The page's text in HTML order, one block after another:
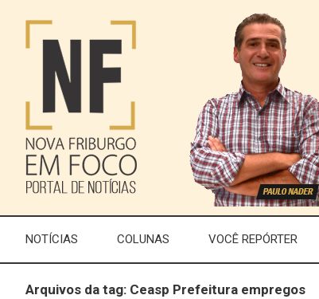
NOTÍCIAS COLUNAS VOCÊ REPÓRTER
Arquivos da tag: Ceasp Prefeitura empregos